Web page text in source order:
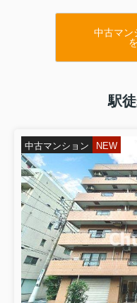
中古マン
駅
中古マンション NEW